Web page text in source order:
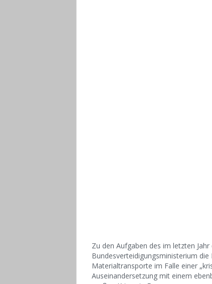
Zu den Aufgaben des im letzten
Bundesverteidigungsministerium
Materialtransporte im Falle einer
Auseinandersetzung mit einem